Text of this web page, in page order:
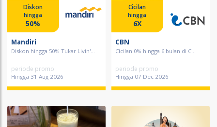
Diskon
hingga
50%
Mandiri
Diskon hingga 50% Tukar Livin'...
periode promo
Hingga 31 Aug 2026
Cicilan
hingga
6X
CBN
Cicilan 0% hingga 6 bulan di C...
periode promo
Hingga 07 Dec 2026